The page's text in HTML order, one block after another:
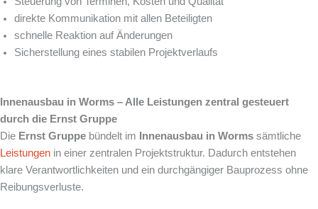
direkte Kommunikation mit allen Beteiligten
schnelle Reaktion auf Änderungen
Sicherstellung eines stabilen Projektverlaufs
Innenausbau in Worms – Alle Leistungen zentral gesteuert
durch die Ernst Gruppe
Die Ernst Gruppe bündelt im Innenausbau in Worms sämtliche
Leistungen in einer zentralen Projektstruktur. Dadurch entstehen
klare Verantwortlichkeiten und ein durchgängiger Bauprozess ohne
Reibungsverluste.